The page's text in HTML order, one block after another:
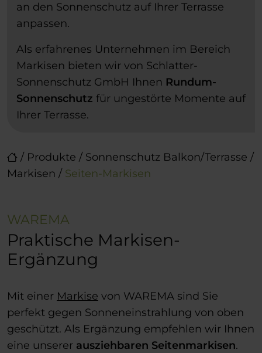
/ Produkte / Sonnenschutz Balkon/Terrasse /
Markisen / Seiten-Markisen
an den Sonnenschutz auf Ihrer Terrasse
anpassen.
Als erfahrenes Unternehmen im Bereich
Markisen bieten wir von Schlatter-
Sonnenschutz GmbH Ihnen Rundum-
Sonnenschutz für ungestörte Momente auf
Ihrer Terrasse.
WAREMA
Praktische Markisen-
Ergänzung
Mit einer Markise von WAREMA sind Sie
perfekt gegen Sonneneinstrahlung von oben
geschützt. Als Ergänzung empfehlen wir Ihnen
eine unserer ausziehbaren Seitenmarkisen.